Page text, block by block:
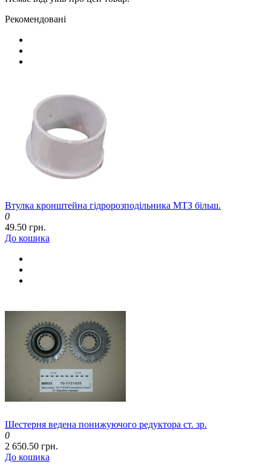
Рекомендовані
Втулка кронштейна гідророзподільника МТЗ більш.
0
49.50 грн.
До кошика
Шестерня ведена понижуючого редуктора ст. зр.
0
2 650.50 грн.
До кошика